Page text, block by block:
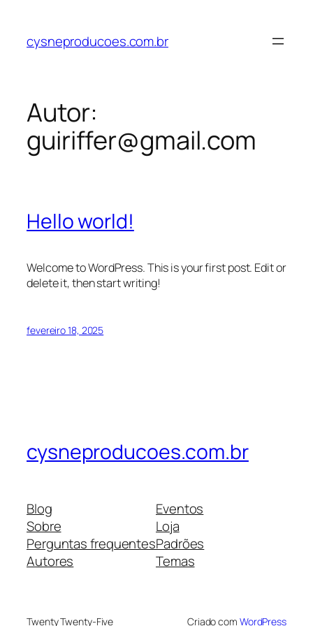
cysneproducoes.com.br
Autor:
guiriffer@gmail.com
Hello world!
Welcome to WordPress. This is your first post. Edit or
delete it, then start writing!
fevereiro 18, 2025
cysneproducoes.com.br
Blog
Sobre
Perguntas frequentes
Autores
Eventos
Loja
Padrões
Temas
Twenty Twenty-Five Criado com WordPress